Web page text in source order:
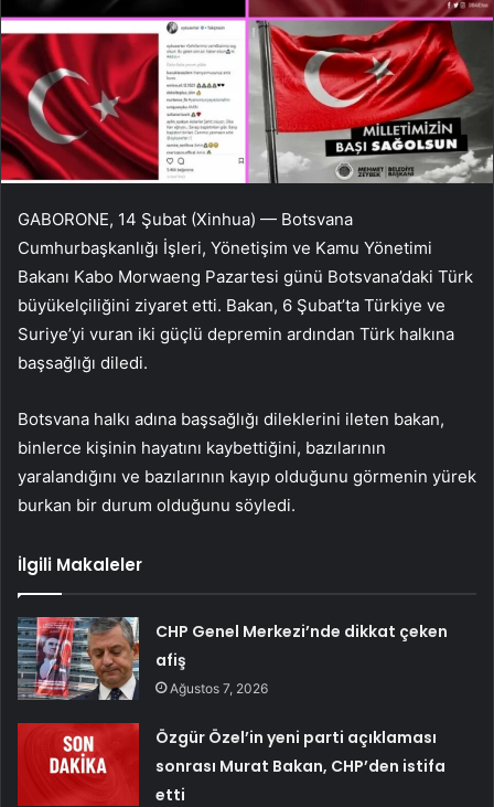
GABORONE, 14 Şubat (Xinhua) — Botsvana
Cumhurbaşkanlığı İşleri, Yönetişim ve Kamu Yönetimi
Bakanı Kabo Morwaeng Pazartesi günü Botsvana’daki Türk
büyükelçiliğini ziyaret etti. Bakan, 6 Şubat’ta Türkiye ve
Suriye’yi vuran iki güçlü depremin ardından Türk halkına
başsağlığı diledi.
Botsvana halkı adına başsağlığı dileklerini ileten bakan,
binlerce kişinin hayatını kaybettiğini, bazılarının
yaralandığını ve bazılarının kayıp olduğunu görmenin yürek
burkan bir durum olduğunu söyledi.
İlgili Makaleler
CHP Genel Merkezi’nde dikkat çeken
afiş
Ağustos 7, 2026
Özgür Özel’in yeni parti açıklaması
sonrası Murat Bakan, CHP’den istifa
etti